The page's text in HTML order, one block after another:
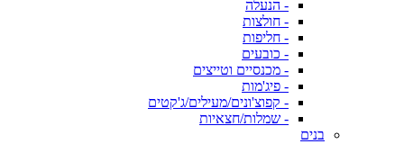
- הנעלה
- חולצות
- חליפות
- כובעים
- מכנסיים וטייצים
- פיג'מות
- קפוצ'ונים/מעילים/ג'קטים
- שמלות/חצאיות
בנים